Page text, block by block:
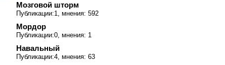
Мозговой шторм
Публикации:1, мнения: 592
Мордор
Публикации:0, мнения: 1
Навальный
Публикации:4, мнения: 63